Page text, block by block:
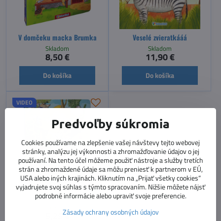
V domčeku macka Brumka
Skladom
8,50 €
Do košíka
Veselé zvieratkááá
Skladom
11,90 €
Do košíka
30%
VIDEO
Potoky a jazerá
Skladom
5,25 €
Predvoľby súkromia
Cookies používame na zlepšenie vašej návštevy tejto webovej
stránky, analýzu jej výkonnosti a zhromažďovanie údajov o jej
používaní. Na tento účel môžeme použiť nástroje a služby tretích
strán a zhromaždené údaje sa môžu preniesť k partnerom v EÚ,
USA alebo iných krajinách. Kliknutím na „Prijať všetky cookies“
vyjadrujete svoj súhlas s týmto spracovaním. Nižšie môžete nájsť
podrobné informácie alebo upraviť svoje preferencie.
Zásady ochrany osobných údajov